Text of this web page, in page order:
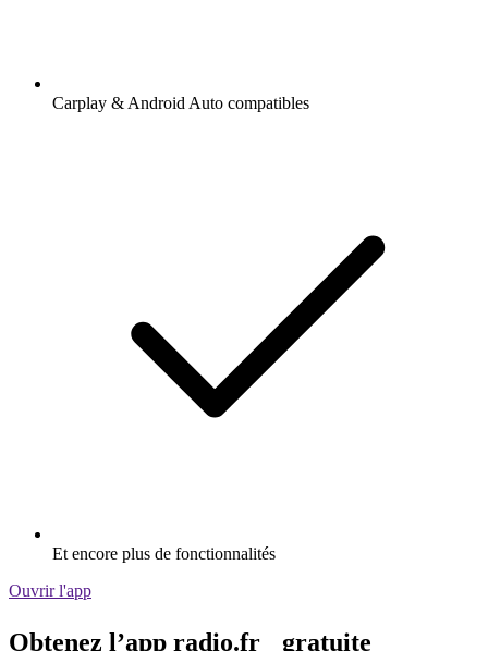
Carplay & Android Auto compatibles
Et encore plus de fonctionnalités
Ouvrir l'app
Obtenez l’app radio.fr gratuite